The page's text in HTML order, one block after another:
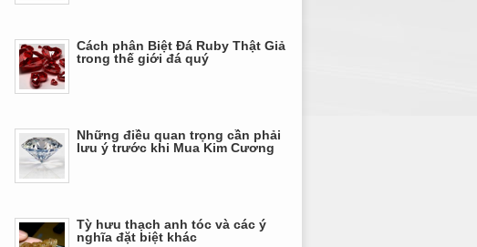
Cách phân Biệt Đá Ruby Thật Giả
trong thế giới đá quý
Những điều quan trọng cần phải
lưu ý trước khi Mua Kim Cương
Tỳ hưu thạch anh tóc và các ý
nghĩa đặt biệt khác